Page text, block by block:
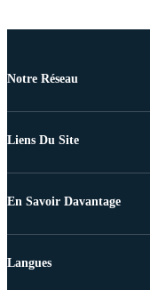
Notre Réseau
Liens Du Site
En Savoir Davantage
Langues